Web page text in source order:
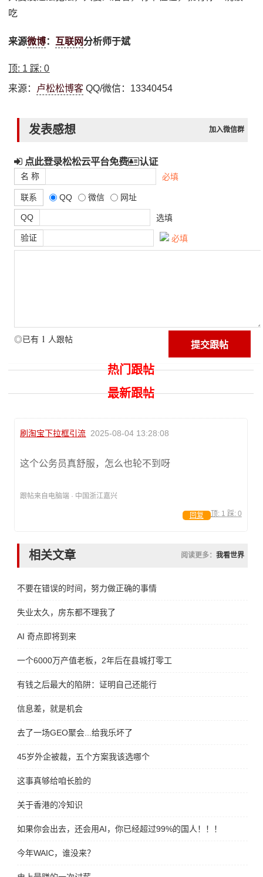
吃
来源微博： 互联网分析师于斌
顶: 1 踩:0
来源： 卢松松博客 QQ/微信：13340454
发表感想 加入微信群
点此登录松松云平台免费 认证
名 称 必填
联系 QQ 微信 网址
QQ 选填
验证 必填
◎已有 1 人跟帖
热门跟帖
最新跟帖
刷淘宝下拉框引流 2025-08-04 13:28:08
这个公务员真舒服，怎么也轮不到呀
跟帖来自电脑端 · 中国浙江嘉兴
顶: 1 踩: 0
回复
相关文章 阅读更多： 我看世界
不要在错误的时间，努力做正确的事情
失业太久，房东都不理我了
AI 奇点即将到来
一个6000万产值老板，2年后在县城打零工
有钱之后最大的陷阱：证明自己还能行
信息差，就是机会
去了一场GEO聚会...给我乐坏了
45岁外企被裁，五个方案我该选哪个
这事真够给咱长脸的
关于香港的冷知识
如果你会出去，还会用AI，你已经超过99%的国人！！！
今年WAIC，谁没来？